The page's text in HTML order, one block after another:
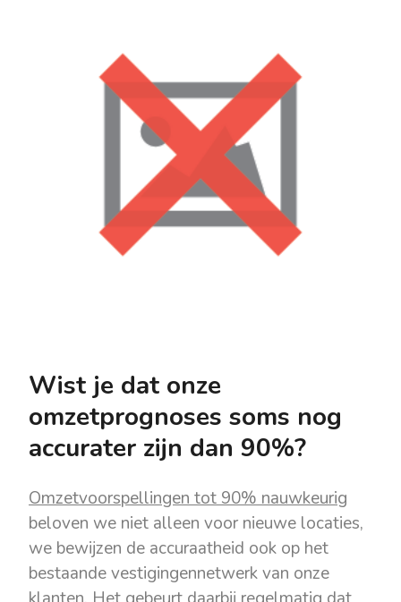
Wist je dat onze
omzetprognoses soms nog
accurater zijn dan 90%?
Omzetvoorspellingen tot 90% nauwkeurig
beloven we niet alleen voor nieuwe locaties,
we bewijzen de accuraatheid ook op het
bestaande vestigingennetwerk van onze